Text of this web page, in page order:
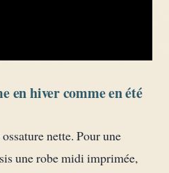
en hiver comme en été
nette. Pour une
une robe midi imprimée,